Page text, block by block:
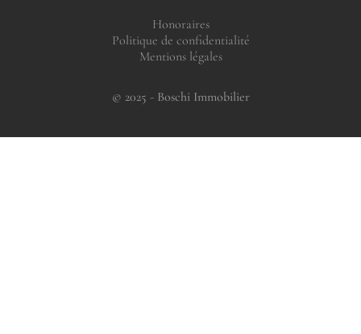
Honoraires
Politique de confidentialité
Mentions légales
© 2025 - Boschi Immobilier